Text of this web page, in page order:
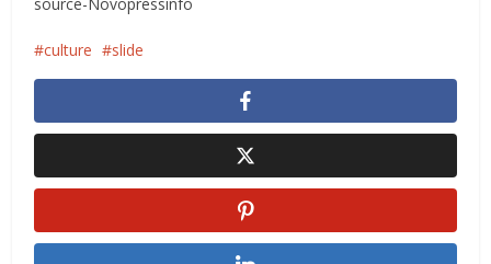
source-Novopressinfo
culture slide